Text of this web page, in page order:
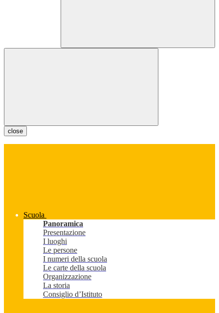
close
Scuola
Panoramica
Presentazione
I luoghi
Le persone
I numeri della scuola
Le carte della scuola
Organizzazione
La storia
Consiglio d’Istituto